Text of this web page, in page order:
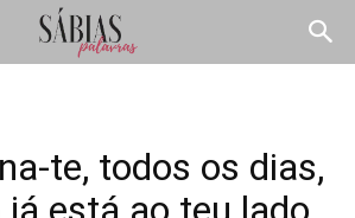
te, todos os dias,